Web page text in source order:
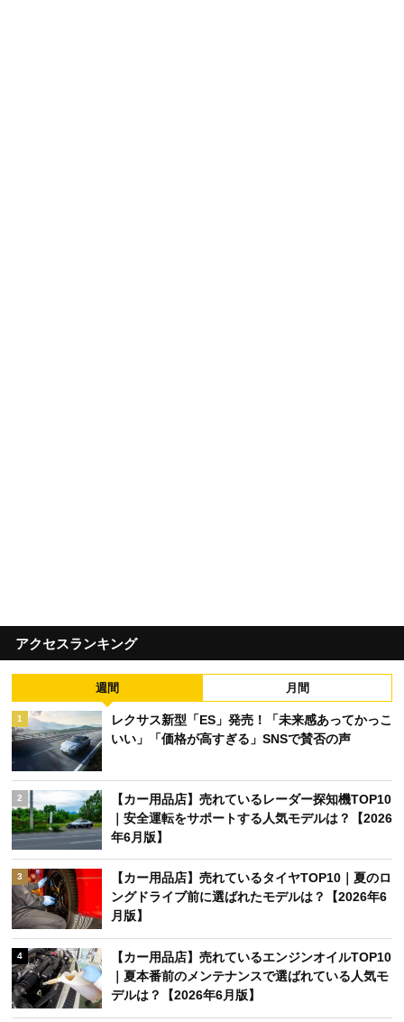
アクセスランキング
週間 月間
1
レクサス新型「ES」発売！「未来感あってかっこ
いい」「価格が高すぎる」SNSで賛否の声
2
【カー用品店】売れているレーダー探知機TOP10
｜安全運転をサポートする人気モデルは？【2026
年6月版】
3
【カー用品店】売れているタイヤTOP10｜夏のロ
ングドライブ前に選ばれたモデルは？【2026年6
月版】
4
【カー用品店】売れているエンジンオイルTOP10
｜夏本番前のメンテナンスで選ばれている人気モ
デルは？【2026年6月版】